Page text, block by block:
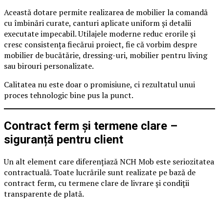
Această dotare permite realizarea de mobilier la comandă
cu îmbinări curate, canturi aplicate uniform și detalii
executate impecabil. Utilajele moderne reduc erorile și
cresc consistența fiecărui proiect, fie că vorbim despre
mobilier de bucătărie, dressing-uri, mobilier pentru living
sau birouri personalizate.
Calitatea nu este doar o promisiune, ci rezultatul unui
proces tehnologic bine pus la punct.
Contract ferm și termene clare –
siguranță pentru client
Un alt element care diferențiază NCH Mob este seriozitatea
contractuală. Toate lucrările sunt realizate pe bază de
contract ferm, cu termene clare de livrare și condiții
transparente de plată.